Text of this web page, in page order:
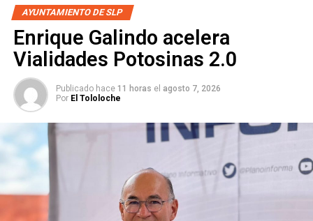
conocen el proceso de potabilización del agua y el
recorrido que hace el agua para llegar a las viviendas.
Esta iniciativa, que lleva la Coordinación de Cultura del
tiene como objetivo, formar
replicadores del cuidado del agua dentro de la comunidad.
AYUNTAMIENTO DE SLP
Enrique Galindo acelera
Vialidades Potosinas 2.0
Publicado hace 11 horas el agosto 7, 2026
Por El Tololoche